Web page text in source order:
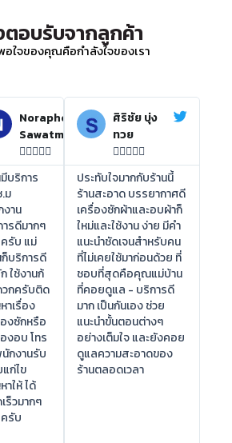
ตอบรับจากลูกค้า
ใจของคุณคือกำลังใจของเรา
Noraphon
Sawatmuang

บริการ
ม
าน
รดีมากๆ
รับ แม่
บริการดี
ใช้งานก้
วกครับติด
าเรื่อง
งซักหรือ
งอบ โทร
กงานรับ
ก่ไข
ให้ ได้
ร็วมากๆ
รับ
ศิริชัย บุ่ง
ทวย

ประทับใจมากกับร้านนี้
ร้านสะอาด บรรยากาศดี
เครื่องซักผ้าและอบผ้าก็
ใหม่และใช้งาน ง่าย มีคำ
แนะนำชัดเจนสำหรับคน
ที่ไม่เคยใช้มาก่อนด้วย ที่
ชอบที่สุดคือคุณแม่บ้าน
ที่คอยดูแล - บริการดี
มาก เป็นกันเอง ช่วย
แนะนำขั้นตอนต่างๆ
อย่างเต็มใจ และยังคอย
ดูแลความสะอาดของ
ร้านตลอดเวลา